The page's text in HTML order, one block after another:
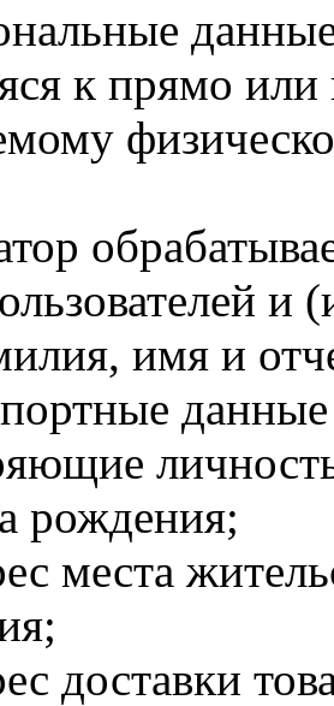
к прямо
и
имя и
рождения;
места
доставки